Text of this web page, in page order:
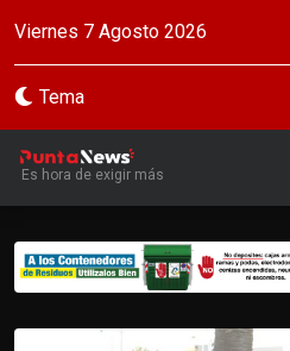
Viernes 7 Agosto 2026
Tema
Es hora de exigir más